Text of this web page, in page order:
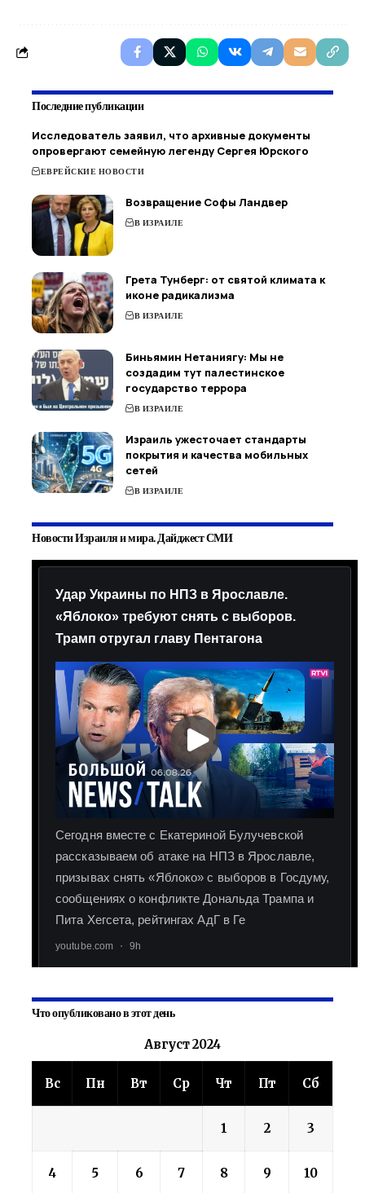
Последние публикации
Исследователь заявил, что архивные документы
опровергают семейную легенду Сергея Юрского
ЕВРЕЙСКИЕ НОВОСТИ
Возвращение Софы Ландвер
В ИЗРАИЛЕ
Грета Тунберг: от святой климата к
иконе радикализма
В ИЗРАИЛЕ
Биньямин Нетаниягу: Мы не
создадим тут палестинское
государство террора
В ИЗРАИЛЕ
Израиль ужесточает стандарты
покрытия и качества мобильных
сетей
В ИЗРАИЛЕ
Новости Израиля и мира. Дайджест СМИ
Что опубликовано в этот день
Август 2024
Вс Пн Вт Ср Чт Пт Сб
1 2 3
4 5 6 7 8 9 10